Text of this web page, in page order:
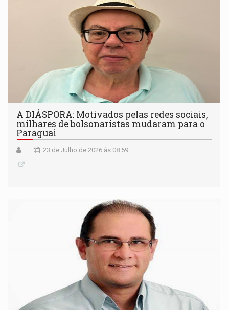
A DIÁSPORA: Motivados pelas redes sociais,
milhares de bolsonaristas mudaram para o
Paraguai
23 de Julho de 2026 às 08:59